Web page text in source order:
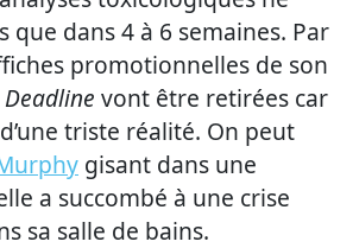
que dans 4 à 6 semaines. Par
promotionnelles de son
Deadline vont être retirées car
triste réalité. On peut
gisant dans une
a succombé à une crise
sa salle de bains.